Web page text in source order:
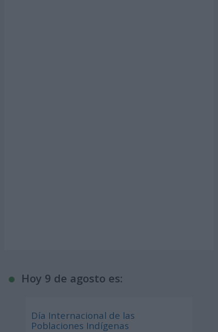
Hoy 9 de agosto es:
Día Internacional de las
Poblaciones Indígenas